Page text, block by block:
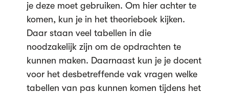
je deze moet gebruiken. Om hier achter te
komen, kun je in het theorieboek kijken.
Daar staan veel tabellen in die
noodzakelijk zijn om de opdrachten te
kunnen maken. Daarnaast kun je je docent
voor het desbetreffende vak vragen welke
tabellen van pas kunnen komen tijdens het